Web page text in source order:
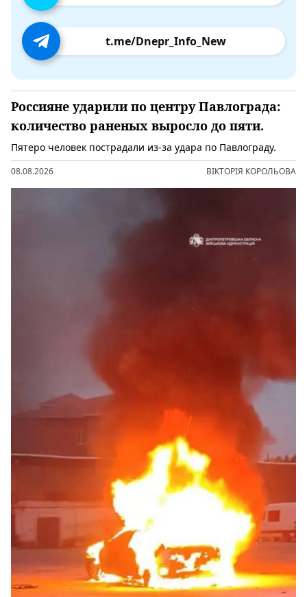
t.me/Dnepr_Info_New
Россияне ударили по центру Павлограда:
количество раненых выросло до пяти.
Пятеро человек пострадали из-за удара по Павлограду.
08.08.2026 ВІКТОРІЯ КОРОЛЬОВА